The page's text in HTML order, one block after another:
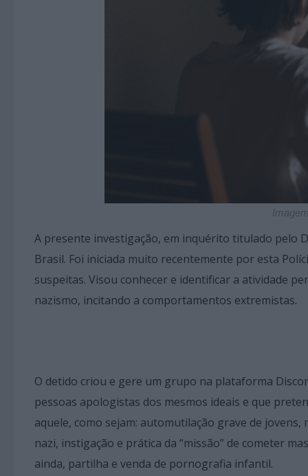
A presente investigação, em inquérito titulado pelo
Brasil. Foi iniciada muito recentemente por esta
suspeitas. Visou conhecer e identificar a atividade
nazismo, incitando a comportamentos extremistas.
O detido criou e gere um grupo na plataforma
pessoas apologistas dos mesmos ideais e que
aquele, como sejam: automutilação grave de
nazi, instigação e prática da “missão” de cometer
ainda, partilha e venda de pornografia infantil.